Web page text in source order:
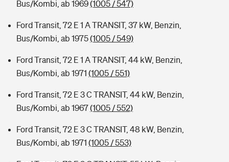
Bus/Kombi, ab 1969(1005 / 547)
Ford Transit, 72 E 1 A TRANSIT, 37 kW, Benzin,
Bus/Kombi, ab 1975(1005 / 549)
Ford Transit, 72 E 1 A TRANSIT, 44 kW, Benzin,
Bus/Kombi, ab 1971 (1005 / 551)
Ford Transit, 72 E 3 C TRANSIT, 44 kW, Benzin,
Bus/Kombi, ab 1967(1005 / 552)
Ford Transit, 72 E 3 C TRANSIT, 48 kW, Benzin,
Bus/Kombi, ab 1971 (1005 / 553)